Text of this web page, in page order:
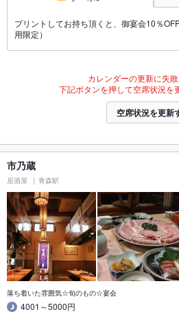
プリントしてお持ち頂くと、御宴会10％
用限定）
カレンダーの更新に失敗
下記ボタンを押して空席状況を
空席状況を更新
市乃蔵
居酒屋 青森駅
落ち着いた雰囲気☆旬のもの☆宴会
4001～5000円